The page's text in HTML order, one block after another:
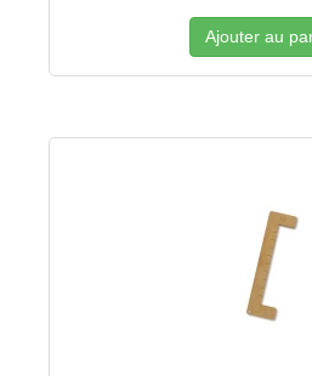
Ajouter au